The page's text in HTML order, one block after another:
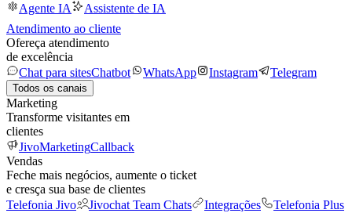
Agente IA
Assistente de IA
Atendimento ao cliente
Ofereça atendimento
de excelência
Chat para sitesChatbot WhatsApp Instagram Telegram
Todos os canais
Marketing
Transforme visitantes em
clientes
JivoMarketingCallback
Vendas
Feche mais negócios, aumente o ticket
e cresça sua base de clientes
Telefonia Jivo
Jivochat Team Chats Integrações
Telefonia Plus